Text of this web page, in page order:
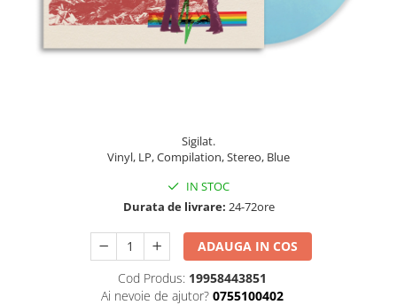
Viniluri Românești
Colecția Electrecord
Sigilat.
Vinyl, LP, Compilation, Stereo, Blue
IN STOC
Durata de livrare: 24-72ore
ADAUGA IN COS
Cod Produs: 19958443851
Ai nevoie de ajutor? 0755100402